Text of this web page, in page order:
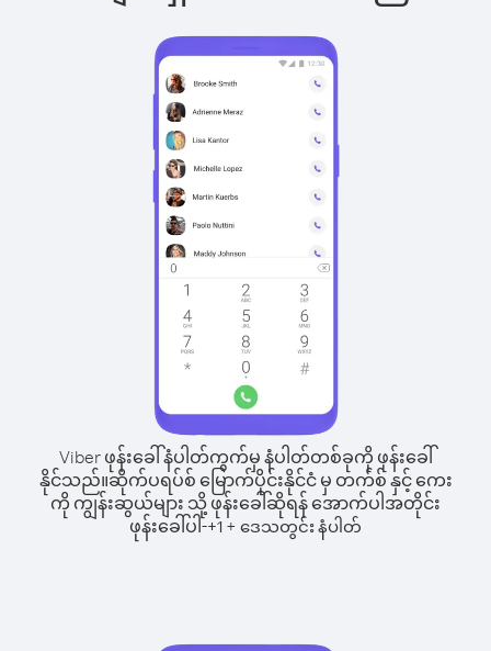
Viber ဖုန်းခေါ်နံပါတ်ကွက်မှ နံပါတ်တစ်ခုကို ဖုန်းခေါ်
နိုင်သည်။ဆိုက်ပရပ်စ် မြောက်ပိုင်းနိုင်ငံ မှ တက်စ် နှင့် ကေး
ကို ကျွန်းဆွယ်များ သို့ ဖုန်းခေါ်ဆိုရန် အောက်ပါအတိုင်း
ဖုန်းခေါ်ပါ-+1 + ဒေသတွင်း နံပါတ်